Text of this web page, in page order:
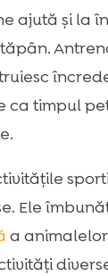
ajută și la
ca timpul
Ele
a